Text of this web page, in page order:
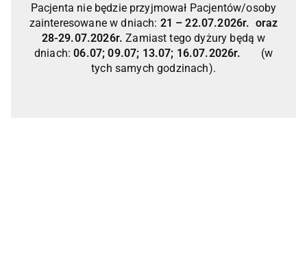
Pacjenta nie będzie przyjmował Pacjentów/osoby
zainteresowane w dniach: 21 – 22.07.2026r. oraz
28-29.07.2026r.Zamiast tego dyżury będą w
dniach:06.07; 09.07; 13.07; 16.07.2026r. (w
tych samych godzinach).